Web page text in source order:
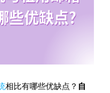
相比有哪些优缺点？ 自